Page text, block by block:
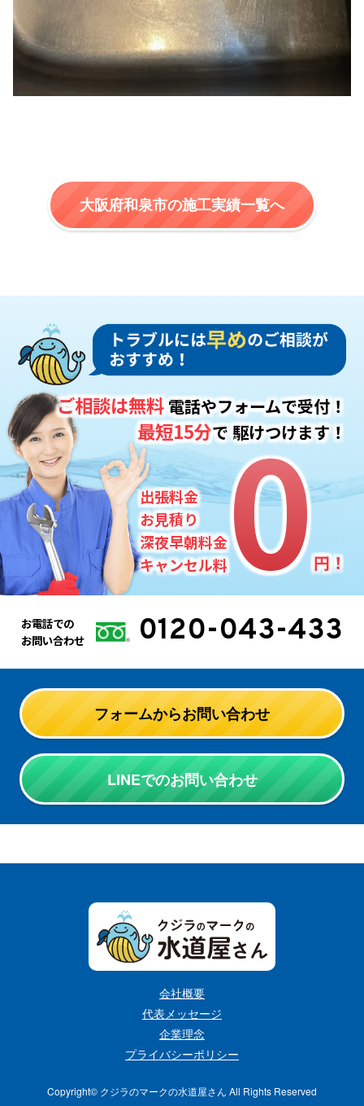
大阪府和泉市の施工実績一覧へ
出張料金
お見積り
深夜早朝料金
キャンセル料0
0円！
ご相談は無料電話やフォームで受付！
最短15分で駆けつけます！
お電話での
お問い合わせ
0120-043-433
フォームからお問い合わせ
LINEでのお問い合わせ
会社概要
代表メッセージ
企業理念
プライバシーポリシー
Copyright©︎ クジラのマークの水道屋さん All Rights Reserved